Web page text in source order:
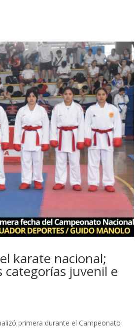
karate nacional;
categorías juvenil e
primera durante el Campeonato